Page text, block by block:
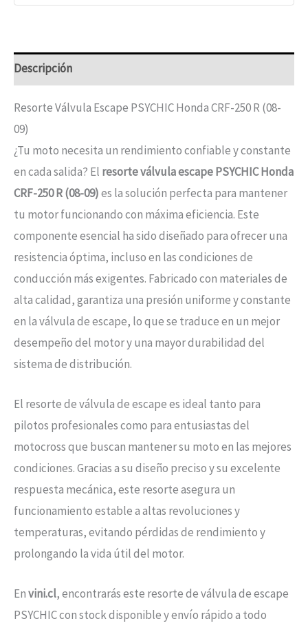
Descripción
Resorte Válvula Escape PSYCHIC Honda CRF-250 R (08-
09)
¿Tu moto necesita un rendimiento confiable y constante
en cada salida? El resorte válvula escape PSYCHIC Honda
CRF-250 R (08-09)es la solución perfecta para mantener
tu motor funcionando con máxima eficiencia. Este
componente esencial ha sido diseñado para ofrecer una
resistencia óptima, incluso en las condiciones de
conducción más exigentes. Fabricado con materiales de
alta calidad, garantiza una presión uniforme y constante
en la válvula de escape, lo que se traduce en un mejor
desempeño del motor y una mayor durabilidad del
sistema de distribución.
El resorte de válvula de escape es ideal tanto para
pilotos profesionales como para entusiastas del
motocross que buscan mantener su moto en las mejores
condiciones. Gracias a su diseño preciso y su excelente
respuesta mecánica, este resorte asegura un
funcionamiento estable a altas revoluciones y
temperaturas, evitando pérdidas de rendimiento y
prolongando la vida útil del motor.
Envini.cl, encontrarás este resorte de válvula de escape
PSYCHIC con stock disponible y envío rápido a todo